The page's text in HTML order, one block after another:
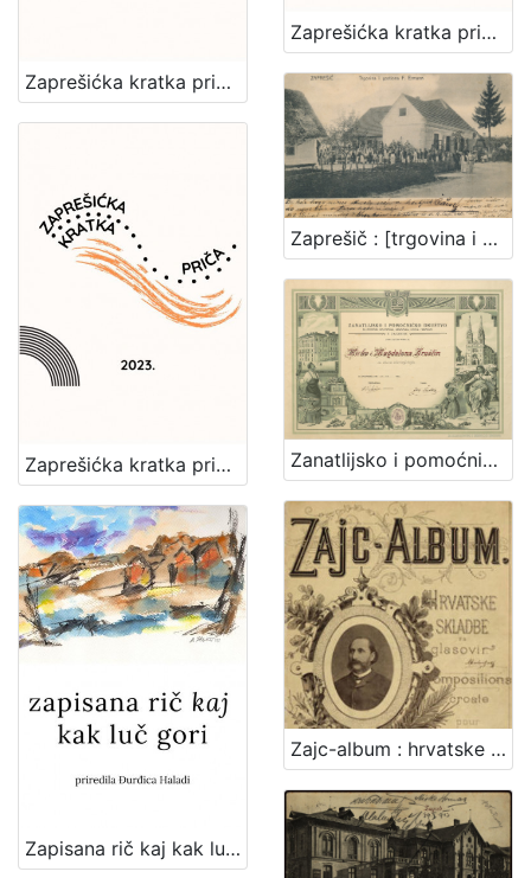
Zaprešićka kratka priča 2025. : nagrađene i pohvaljene priče
Zaprešićka kratka priča 2024. : nagrađene i pohvaljene priče
Zaprešićka kratka priča 2023. : nagrađene i pohvaljene priče
Zaprešič : [trgovina i gostiona F. Ermann]
Zapisana rič kaj kak luč gori : zajednička zbirka poezije članova Udruge "Vladimir Maleković" / priredila Đurđica Haladi ; [tekstovi o pjesnicima Snježana Zrinjan]
Zanatlijsko i pomoćničko društvo za podporu bolestnika, nemoćnika, udova i siročadi : [povelja]
Zajc-album : hrvatske skladbe za glasovir